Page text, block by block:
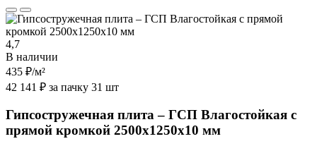
4,7
В наличии
435 ₽/м²
42 141 ₽ за пачку 31 шт
Гипсостружечная плита – ГСП Влагостойкая с
прямой кромкой 2500х1250х10 мм